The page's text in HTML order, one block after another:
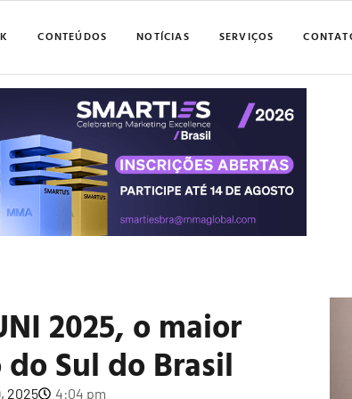
CONTEÚDOS NOTÍCIAS SERVIÇOS
2025, o maior
Sul do Brasil
2025 4:04 pm